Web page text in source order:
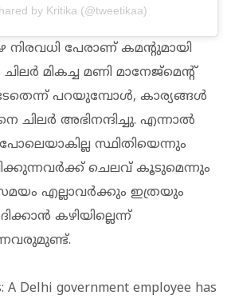
by Kritika (@tweetikaa)
നിരവധി പേരാണ് കമന്റുമായി
മികച്ച മണി മാനേജ്‌മെന്റ്
പറയുമ്പോള്‍, കാര്യങ്ങള്‍
ചിലര്‍ അഭിനന്ദിച്ചു. എന്നാല്‍
സ്ഥിതിയെന്നും
ചെലവ് കൂടുമെന്നും
എല്ലാവര്‍ക്കും ഇത്രയും
കഴിയില്ലെന്ന്
A Delhi government employee has